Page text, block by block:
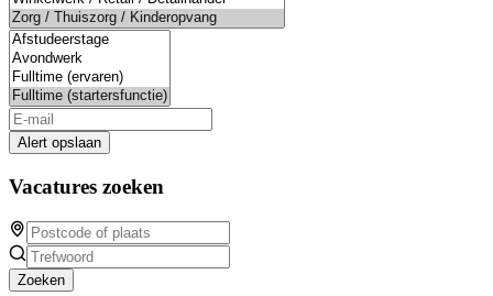
Alert opslaan
Vacatures zoeken
Zoeken